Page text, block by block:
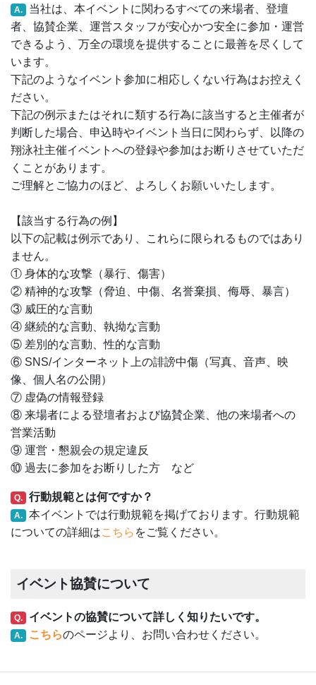
A. 当社は、本イベントに関わるすべての来場者、登壇
者、協賛企業、運営スタッフが安心かつ安全に参加・運営
できるよう、万全の環境を提供することに最善を尽くして
います。
下記のようなイベント参加に相応しくない行為はお控えく
ださい。
下記の例示またはそれに類する行為に該当すると主催者が
判断した場合、申込時やイベント当日に関わらず、以降の
翔泳社主催イベントへの登録や参加はお断りさせていただ
くことがあります。
ご理解とご協力のほど、よろしくお願いいたします。
【該当する行為の例】
以下の記載は例示であり、これらに限られるものではあり
ません。
① 身体的な攻撃（暴行、傷害）
② 精神的な攻撃（脅迫、中傷、名誉棄損、侮辱、暴言）
③ 威圧的な言動
④ 継続的な言動、執拗な言動
⑤ 差別的な言動、性的な言動
⑥ SNS/インターネット上の誹謗中傷（写真、音声、映
像、個人名の公開）
⑦ 虚偽の情報登録
⑧ 来場者による登壇者および協賛企業、他の来場者への
営業活動
⑨ 運営・懇親会の規定違反
⑩ 過去に参加をお断りした方 など
Q. 行動規範とは何ですか？
A. 本イベントでは行動規範を掲げております。行動規範
についての詳細はこちら をご覧ください。
イベント協賛について
Q. イベントの協賛について詳しく知りたいです。
A. こちらのページより、お問い合わせください。